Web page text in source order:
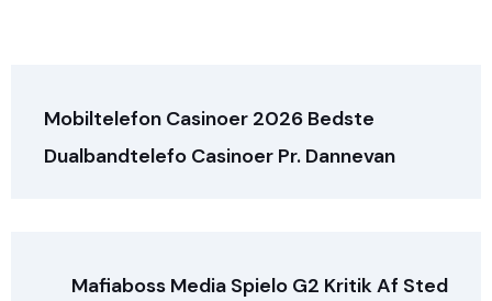
Mobiltelefon Casinoer 2026 Bedste
Dualbandtelefo Casinoer Pr. Dannevan
Mafiaboss Media Spielo G2 Kritik Af Sted